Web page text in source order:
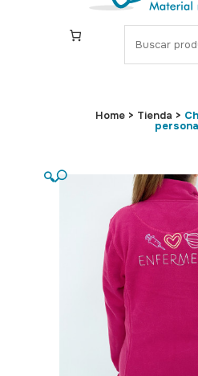
S
e
c
Home > Tienda >
🔍